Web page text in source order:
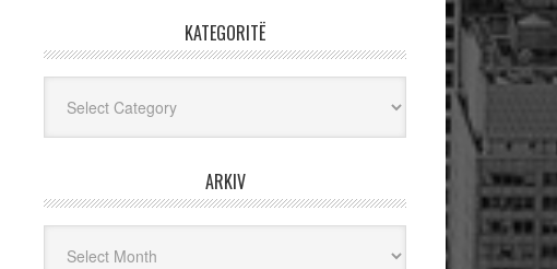
KATEGORITË
ARKIV